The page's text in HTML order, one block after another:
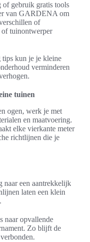
of gebruik gratis tools
van GARDENA om
of
of tuinontwerper
tips kun je je kleine
verminderen
tuinen
ogen, werk je met
en maatvoering.
elke vierkante meter
richtlijnen die je
naar een aantrekkelijk
laten een klein
naar opvallende
Zo blijft de